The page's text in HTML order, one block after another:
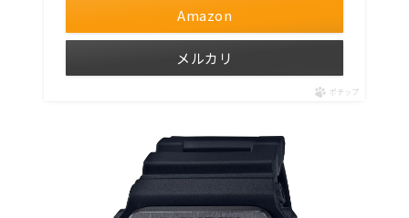
Amazon
メルカリ
ポチップ